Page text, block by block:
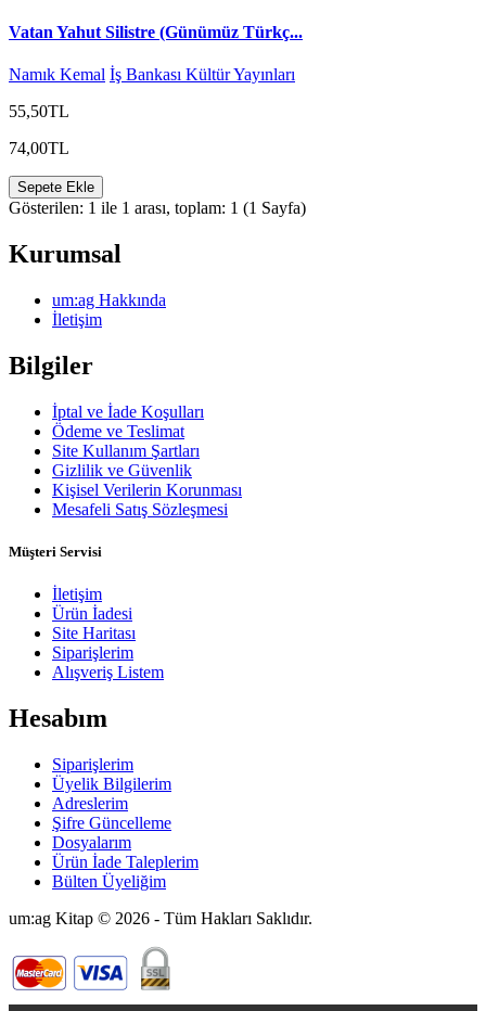
Vatan Yahut Silistre (Günümüz Türkç...
Namık Kemal İş Bankası Kültür Yayınları
55,50TL
74,00TL
Sepete Ekle
Gösterilen: 1 ile 1 arası, toplam: 1 (1 Sayfa)
Kurumsal
um:ag Hakkında
İletişim
Bilgiler
İptal ve İade Koşulları
Ödeme ve Teslimat
Site Kullanım Şartları
Gizlilik ve Güvenlik
Kişisel Verilerin Korunması
Mesafeli Satış Sözleşmesi
Müşteri Servisi
İletişim
Ürün İadesi
Site Haritası
Siparişlerim
Alışveriş Listem
Hesabım
Siparişlerim
Üyelik Bilgilerim
Adreslerim
Şifre Güncelleme
Dosyalarım
Ürün İade Taleplerim
Bülten Üyeliğim
um:ag Kitap © 2026 - Tüm Hakları Saklıdır.